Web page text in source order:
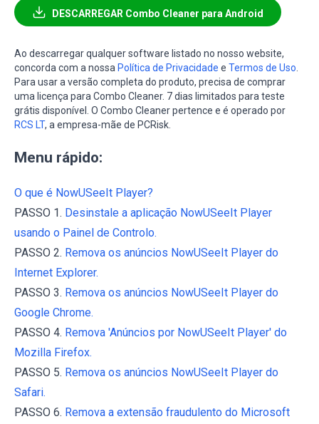
DESCARREGAR Combo Cleaner para Android
Ao descarregar qualquer software listado no nosso website,
concorda com a nossa Política de Privacidade e Termos de Uso
Para usar a versão completa do produto, precisa de comprar
uma licença para Combo Cleaner. 7 dias limitados para teste
grátis disponível. O Combo Cleaner pertence e é operado por
RCS LT, a empresa-mãe de PCRisk.
Menu rápido:
O que é NowUSeeIt Player?
PASSO 1. Desinstale a aplicação NowUSeeIt Player
usando o Painel de Controlo.
PASSO 2. Remova os anúncios NowUSeeIt Player do
Internet Explorer.
PASSO 3. Remova os anúncios NowUSeeIt Player do
Google Chrome.
PASSO 4. Remova 'Anúncios por NowUSeeIt Player' do
Mozilla Firefox.
PASSO 5. Remova os anúncios NowUSeeIt Player do
Safari.
PASSO 6. Remova a extensão fraudulento do Microsoft